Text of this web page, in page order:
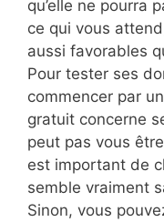
qu’elle ne pourra
ce qui vous
aussi favorables
Pour tester ses
commencer par
gratuit concerne
peut pas vous
est important de
semble vraiment
Sinon, vous